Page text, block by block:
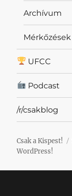
Archívum
Mérkőzések
UFCC
Podcast
/r/csakblog
Csak a Kispest!
WordPress!